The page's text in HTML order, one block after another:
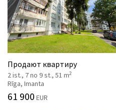
Продают квартиру
2 ist., 7 no 9 st., 51 m2
Rīga, Imanta
61 900 EUR